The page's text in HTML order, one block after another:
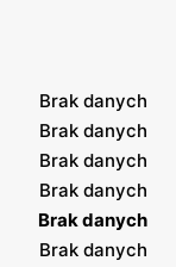
Brak danych
Brak danych
Brak danych
Brak danych
Brak danych
Brak danych